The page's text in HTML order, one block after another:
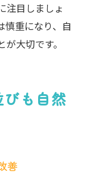
注目しましょ
慎重になり、自
大切です。
も自然
善